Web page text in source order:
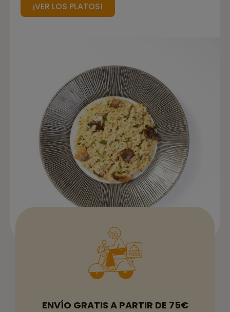
¡VER LOS PLATOS!
ENVÍO GRATIS A PARTIR DE 75€